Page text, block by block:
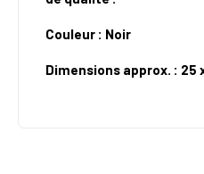
Couleur : Noir
Dimensions approx. : 25